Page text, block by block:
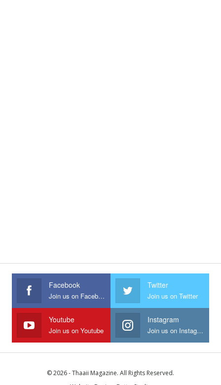
Facebook
Join us on Facebook
Twitter
Join us on Twitter
Youtube
Join us on Youtube
Instagram
Join us on Instagram
© 2026 - Thaaii Magazine. All Rights Reserved.